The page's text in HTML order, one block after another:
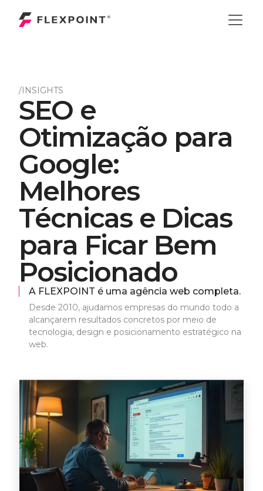
/INSIGHTS
SEO e
Otimização para
Google:
Melhores
Técnicas e Dicas
para Ficar Bem
Posicionado
A FLEXPOINT é uma agência web completa.
Desde 2010, ajudamos empresas do mundo todo a
alcançarem resultados concretos por meio de
tecnologia, design e posicionamento estratégico na
web.